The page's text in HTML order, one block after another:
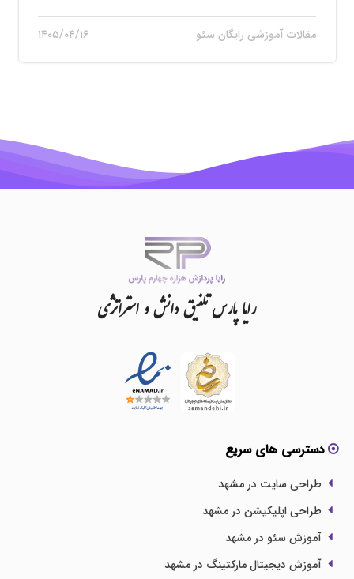
مقالات آموزشی رایگان سئو ۱۴۰۵/۰۴/۱۶
رایاپارستلفیقدانشواستراتژی
دسترسی های سریع
طراحی سایت در مشهد
طراحی اپلیکیشن در مشهد
آموزش سئو در مشهد
آموزش دیجیتال مارکتینگ در مشهد